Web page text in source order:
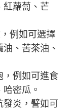
紅蘿蔔、芒
例如可選擇
、苦茶油、
，例如可進食
密瓜。
炎，譬如可